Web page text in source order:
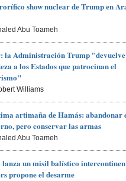
show nuclear de Trump en
Abu Toameh
la Administración Trump
a los Estados que patrocinan el
Williams
artimaña de Hamás: abandonar
pero conservar las armas
Abu Toameh
lanza un misil balístico
propone el desarme